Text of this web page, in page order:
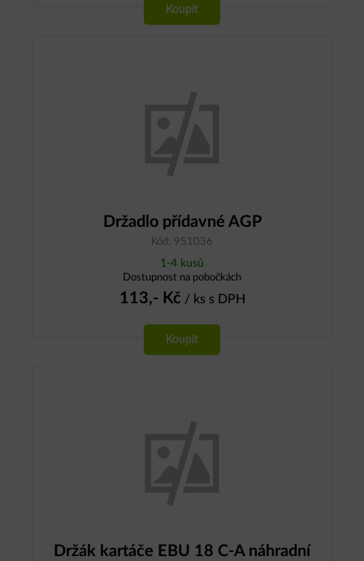
Koupit
Držadlo přídavné AGP
Kód: 951036
1-4 kusů
Dostupnost na pobočkách
113,-Kč / ks s DPH
Koupit
Držák kartáče EBU 18 C-A náhradní